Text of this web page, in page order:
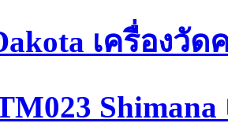
เครื่องวั